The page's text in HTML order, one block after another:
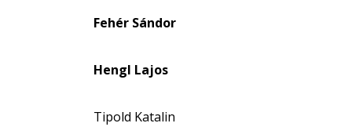
Fehér Sándor
Hengl Lajos
Tipold Katalin